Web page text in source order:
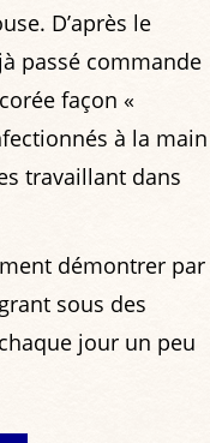
D’après le
passé commande
façon «
à la main
travaillant dans
démontrer par
sous des
jour un peu